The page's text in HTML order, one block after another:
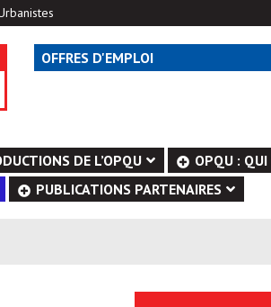
OFFRES D'EMPLOI
DE L’OPQU
OPQU : QUI
PUBLICATIONS PARTENAIRES